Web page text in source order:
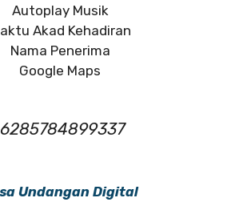
Autoplay Musik
Akad Kehadiran
Nama Penerima
Google Maps
6285784899337
Undangan Digital